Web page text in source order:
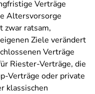
Verträge
Altersvorsorge
zwar ratsam,
Ziele verändert
Verträge
Riester-Verträge, die
Verträge oder private
klassischen